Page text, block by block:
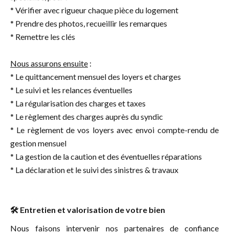
* Vérifier avec rigueur chaque pièce du logement
* Prendre des photos, recueillir les remarques
* Remettre les clés
Nous assurons ensuite :
* Le quittancement mensuel des loyers et charges
* Le suivi et les relances éventuelles
* La régularisation des charges et taxes
* Le règlement des charges auprès du syndic
* Le règlement de vos loyers avec envoi compte-rendu de
gestion mensuel
* La gestion de la caution et des éventuelles réparations
* La déclaration et le suivi des sinistres & travaux
🛠 Entretien et valorisation de votre bien
Nous faisons intervenir nos partenaires de confiance